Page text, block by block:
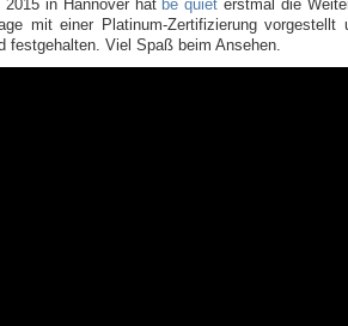
in Hannover hat be quiet erstmal die
mit einer Platinum-Zertifizierung vorgestellt
festgehalten. Viel Spaß beim Ansehen.